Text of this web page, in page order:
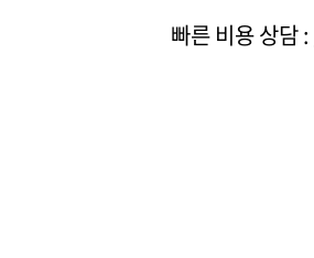
빠른 비용 상담 :